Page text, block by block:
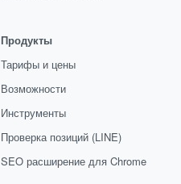
Продукты
Тарифы и цены
Возможности
Инструменты
Проверка позиций (LINE)
SEO расширение для Chrome